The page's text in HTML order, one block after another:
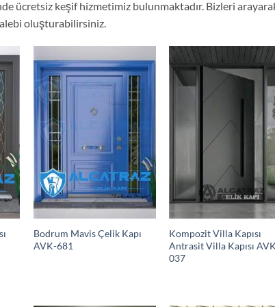
ücretsiz keşif hizmetimiz bulunmaktadır. Bizleri
oluşturabilirsiniz.
Bodrum Mavis Çelik Kapı
AVK-681
Kompozit Villa Kapısı
Antrasit Villa Kapısı
037